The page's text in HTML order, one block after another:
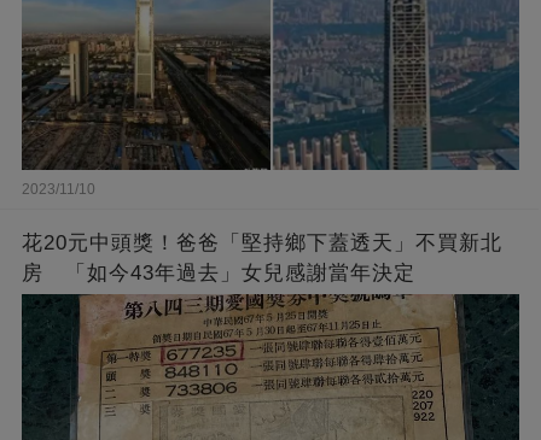
2023/11/10
花20元中頭獎！爸爸「堅持鄉下蓋透天」不買新北
房 「如今43年過去」女兒感謝當年決定